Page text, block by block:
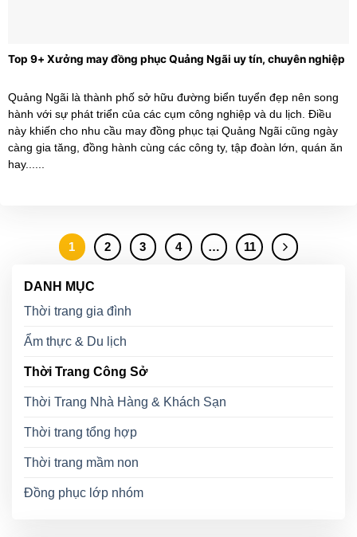
Top 9+ Xưởng may đồng phục Quảng Ngãi uy tín, chuyên nghiệp
Quảng Ngãi là thành phố sở hữu đường biển tuyển đẹp nên song
hành với sự phát triển của các cụm công nghiệp và du lịch. Điều
này khiến cho nhu cầu may đồng phục tại Quảng Ngãi cũng ngày
càng gia tăng, đồng hành cùng các công ty, tập đoàn lớn, quán ăn
hay......
1 2 3 4 … 11
DANH MỤC
Thời trang gia đình
Ẩm thực & Du lịch
Thời Trang Công Sở
Thời Trang Nhà Hàng & Khách Sạn
Thời trang tổng hợp
Thời trang mầm non
Đồng phục lớp nhóm